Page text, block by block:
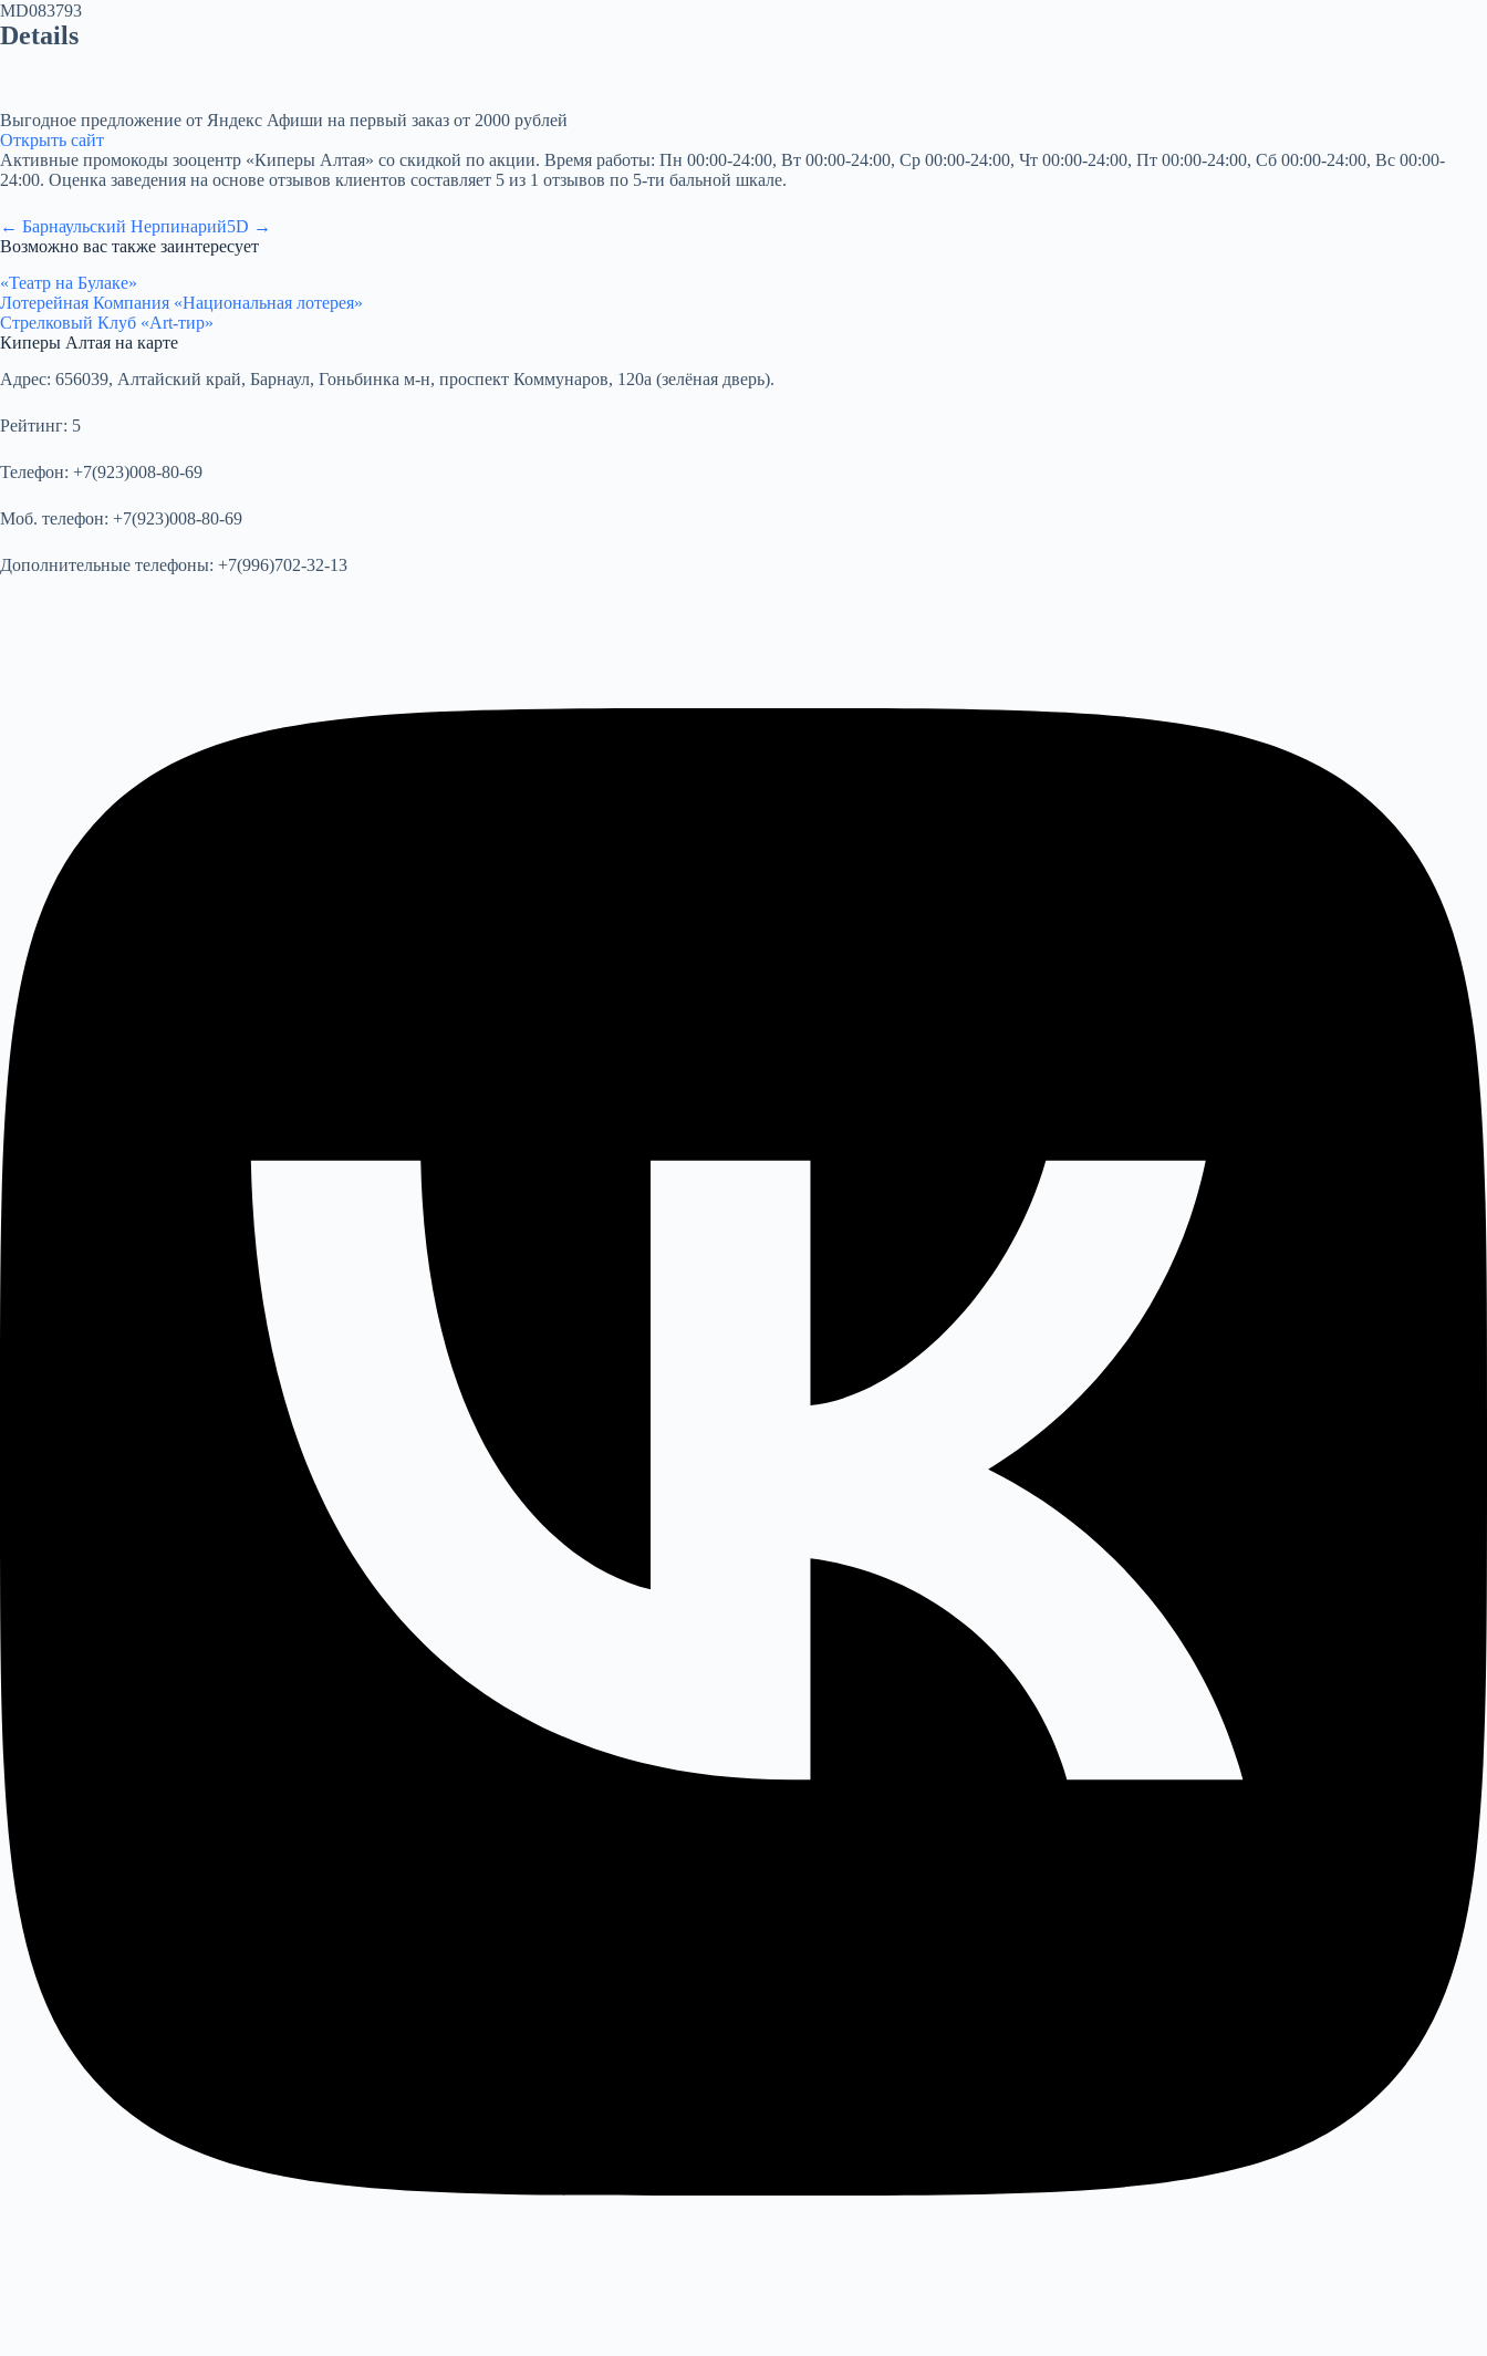
MD083793
Details
Выгодное предложение от Яндекс Афиши на первый заказ от 2000 рублей
Открыть сайт
Активные промокоды зооцентр «Киперы Алтая» со скидкой по акции. Время работы: Пн 00:00-24:00, Вт 00:00-24:00, Ср 00:00-24:00, Чт 00:00-24:00, Пт 00:00-24:00, Сб 00:00-24:00, Вс 00:00-
24:00. Оценка заведения на основе отзывов клиентов составляет 5 из 1 отзывов по 5-ти бальной шкале.
← Барнаульский Нерпинарий5D →
Возможно вас также заинтересует
«Театр на Булаке»
Лотерейная Компания «Национальная лотерея»
Стрелковый Клуб «Art-тир»
Киперы Алтая на карте
Адрес: 656039, Алтайский край, Барнаул, Гоньбинка м-н, проспект Коммунаров, 120а (зелёная дверь).
Рейтинг: 5
Телефон: +7(923)008-80-69
Моб. телефон: +7(923)008-80-69
Дополнительные телефоны: +7(996)702-32-13